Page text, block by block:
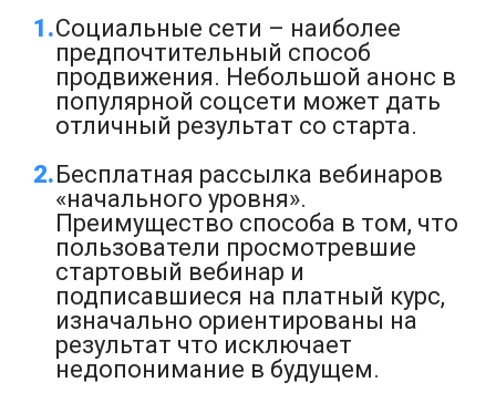
Социальные сети – наиболее
предпочтительный способ
продвижения. Небольшой анонс в
популярной соцсети может дать
отличный результат со старта.
Бесплатная рассылка вебинаров
«начального уровня».
Преимущество способа в том, что
пользователи просмотревшие
стартовый вебинар и
подписавшиеся на платный курс,
изначально ориентированы на
результат что исключает
недопонимание в будущем.